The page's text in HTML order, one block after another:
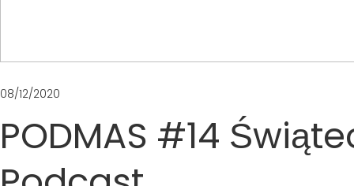
08/12/2020
PODMAS #14